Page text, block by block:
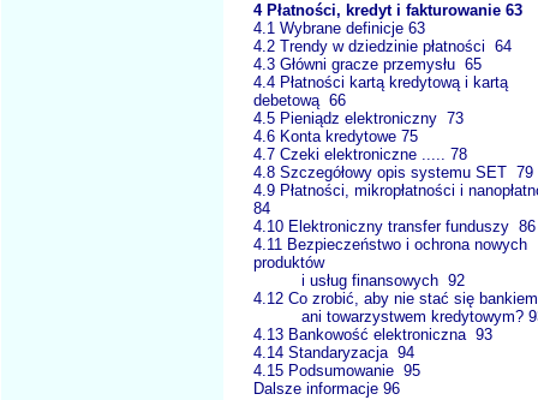
4 Płatności, kredyt i fakturowanie 63
4.1 Wybrane definicje 63
4.2 Trendy w dziedzinie płatności 64
4.3 Główni gracze przemysłu 65
4.4 Płatności kartą kredytową i kartą
debetową 66
4.5 Pieniądz elektroniczny 73
4.6 Konta kredytowe 75
4.7 Czeki elektroniczne ..... 78
4.8 Szczegółowy opis systemu SET 79
4.9 Płatności, mikropłatności i
84
4.10 Elektroniczny transfer funduszy 86
4.11 Bezpieczeństwo i ochrona nowych
produktów
i usług finansowych 92
4.12 Co zrobić, aby nie stać się bankiem
ani towarzystwem kredytowym?
4.13 Bankowość elektroniczna 93
4.14 Standaryzacja 94
4.15 Podsumowanie 95
Dalsze informacje 96